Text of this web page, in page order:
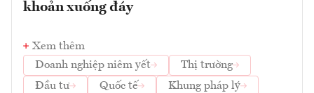
khoản xuống đáy
Xem thêm
Doanh nghiệp niêm yết
Thị trường
Đầu tư
Quốc tế Khung pháp lý